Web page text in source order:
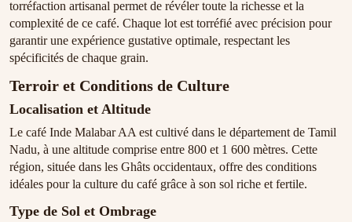
torréfaction artisanal permet de révéler toute la richesse et la
complexité de ce café. Chaque lot est torréfié avec précision pour
garantir une expérience gustative optimale, respectant les
spécificités de chaque grain.
Terroir et Conditions de Culture
Localisation et Altitude
Le café Inde Malabar AA est cultivé dans le département de Tamil
Nadu, à une altitude comprise entre 800 et 1 600 mètres. Cette
région, située dans les Ghâts occidentaux, offre des conditions
idéales pour la culture du café grâce à son sol riche et fertile.
Type de Sol et Ombrage